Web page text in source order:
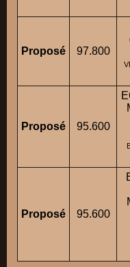
Proposé 97.800
Proposé 95.600
Proposé 95.600